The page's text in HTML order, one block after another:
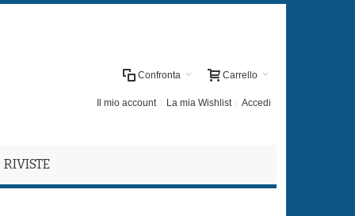
Carrello
Confronta
Il mio account La mia Wishlist Accedi
RIVISTE